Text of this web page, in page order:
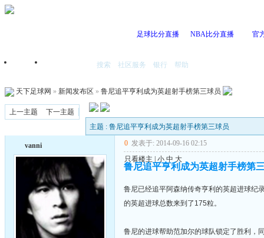
足球比分直播 NBA比分直播 官
首页 搜索 社区服务 银行 帮助
天下足球网 » 新闻发布区 » 鲁尼追平亨利成为英超射手榜第三球员
上一主题
下一主题
主题 : 鲁尼追平亨利成为英超射手榜第三球员
vanni 0 发表于: 2014-09-16 02:15
只看楼主
小 中 大
鲁尼追平亨利成为英超射手榜第
鲁尼已经追平阿森纳传奇亨利的英超进球纪
的英超进球总数来到了175粒。
鲁尼的进球帮助范加尔的球队锁定了胜利，